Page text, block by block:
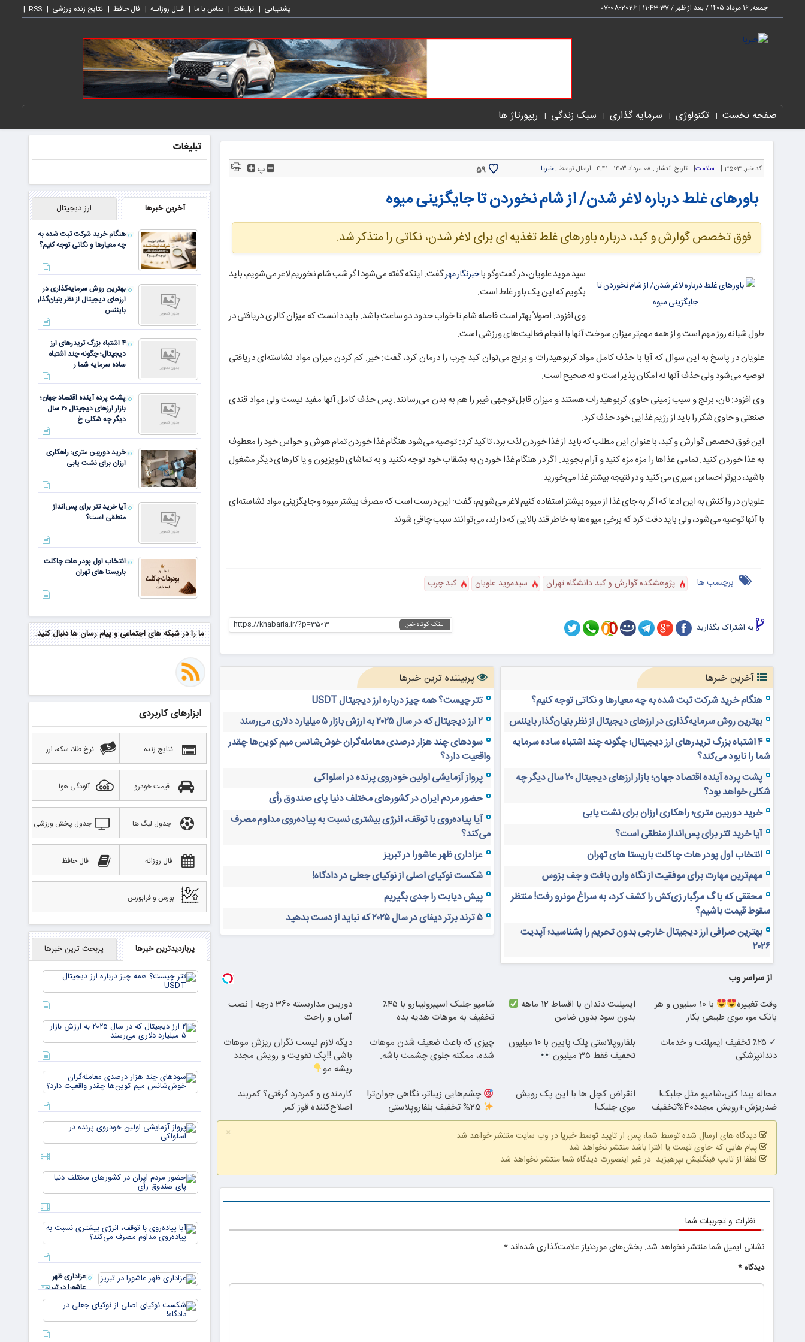
جمعه, ۱۶ مرداد ۱۴۰۵ / بعد از ظهر / 11:43:37
|
2026-08-07 پشتیبانی تبلیغات تماس با ما فـال روزانـه فال حافظ نتایج زنده ورزشی RSS
صفحه نخست تکنولوژی سرمایه گذاری سبک زندگی ریپورتاژ ها
کد خبر: 3503 | سلامت| تاریخ انتشار : ۰۸ مرداد ۱۴۰۳ - ۴:۴۱ | ارسال توسط :خبریا 59 پ
باورهای غلط درباره لاغر شدن/ از شام نخوردن تا جایگزینی میوه
فوق تخصص گوارش و کبد، درباره باورهای غلط تغذیه ای برای لاغر شدن، نکاتی را متذکر شد.
سید موید علویان، در گفت‌وگو باخبرنگار مهرگفت: اینکه گفته می‌شود اگر شب شام نخوریم لاغر می‌شویم، باید
بگویم که این یک باور غلط است.
وی افزود: اصولاً بهتر است فاصله شام تا خواب حدود دو ساعت باشد. باید دانست که میزان کالری دریافتی در
طول شبانه روز مهم است و از همه مهم‌تر میزان سوخت آنها با انجام فعالیت‌های ورزشی است.
علویان در پاسخ به این سوال که آیا با حذف کامل مواد کربوهیدرات و برنج می‌توان کبد چرب را درمان کرد، گفت: خیر. کم کردن میزان مواد نشاسته‌ای دریافتی
توصیه می‌شود ولی حذف آنها نه امکان پذیر است و نه صحیح است.
وی افزود: نان، برنج و سیب زمینی حاوی کربوهیدرات هستند و میزان قابل توجهی فیبر را هم به بدن می‌رسانند. پس حذف کامل آنها مفید نیست ولی مواد قندی
صنعتی و حاوی شکر را بایدازرژیم غذایی خود حذف کرد.
این فوق تخصص گوارش و کبد، با عنوان این مطلب که باید از غذا خوردن لذت برد، تاکید کرد: توصیه می‌شود هنگام غذا خوردن تمام هوش و حواس خود را معطوف
به غذا خوردن کنید. تمامی غذاها را مزه مزه کنید و آرام بجوید. اگر در هنگام غذا خوردن به بشقاب خود توجه نکنید و به تماشای تلویزیون و یا کارهای دیگر مشغول
باشید، دیرتر احساس سیری می‌کنید و در نتیجه بیشتر غذا می‌خورید.
علویان در واکنش به این ادعا که اگر به جای غذا از میوه بیشتر استفاده کنیم لاغر می‌شویم، گفت: این درست است که مصرف بیشتر میوه و جایگزینی مواد نشاسته‌ای
با آنها توصیه می‌شود، ولی باید دقت کرد که برخی میوه‌ها به خاطر قند بالایی که دارند، می‌توانند سبب چاقی شوند.
برچسب ها: پژوهشکده گوارش و کبد دانشگاه تهران سیدموید علویان کبد چرب
به اشتراک بگذارید: لینک کوتاه خبر: https://khabaria.ir/?p=3503
آخرین خبرها
هنگام خرید شرکت ثبت شده به چه معیارها و نکاتی توجه کنیم؟
بهترین روش سرمایه‌گذاری در ارزهای دیجیتال از نظر بنیان‌گذار بایننس
۴ اشتباه بزرگ تریدرهای ارز دیجیتال؛ چگونه چند اشتباه ساده سرمایه
شما را نابود می‌کند؟
پشت پرده آینده اقتصاد جهان؛ بازار ارزهای دیجیتال ۲۰ سال دیگر چه
شکلی خواهد بود؟
خرید دوربین متری؛ راهکاری ارزان برای نشت یابی
آیا خرید تتر برای پس‌انداز منطقی است؟
انتخاب اول پودر هات چاکلت باریستا های تهران
مهم‌ترین مهارت برای موفقیت از نگاه وارن بافت و جف بزوس
محققی که باگ مرگبار زی‌کش را کشف کرد، به سراغ مونرو رفت! منتظر
سقوط قیمت باشیم؟
بهترین صرافی ارز دیجیتال خارجی بدون تحریم را بشناسید؛ آپدیت
۲۰۲۶
پربیننده ترین خبرها
تتر چیست؟ همه چیز درباره ارز دیجیتال USDT
۲ ارز دیجیتال که در سال ۲۰۲۵ به ارزش بازار ۵ میلیارد دلاری می‌رسند
سودهای چند هزار درصدی معامله‌گران خوش‌شانس میم کوین‌ها چقدر
واقعیت دارد؟
پرواز آزمایشی اولین خودروی پرنده در اسلواکی
حضور مردم ایران در کشورهای مختلف دنیا پای صندوق رأی
آیا پیاده‌روی با توقف، انرژی بیشتری نسبت به پیاده‌روی مداوم مصرف
می‌کند؟
عزاداری ظهر عاشورا در تبریز
شکست نوکیای اصلی از نوکیای جعلی در دادگاه!
پیش دیابت را جدی بگیریم
۵ ترند برتر دیفای در سال ۲۰۲۵ که نباید از دست بدهید
از سراسر وب
وقت تغییره
با 10 میلیون و هر
بانک مو، موی طبیعی بکار
ایمپلنت دندان با اقساط 12 ماهه
بدون سود بدون ضامن
شامپو جلبک اسپیرولینارو با ۴۵٪
تخفیف به موهات هدیه بده
دوربین مداربسته 360 درجه | نصب
آسان و راحت
✓ ٪۲۵ تخفیف ایمپلنت و خدمات
دندانپزشکی
بلفاروپلاستی پلک پایین با ۱۰ میلیون
تخفیف فقط 3۵ میلیون
چیزی که باعث ضعیف شدن موهات
شده، ممکنه جلوی چشمت باشه.
دیگه لازم نیست نگران ریزش موهات
باشی !!پک تقویت و رویش مجدد
ریشه مو
محاله پیدا کنی،شامپو مثل جلبک!
ضدریزش+رویش مجدد40%تخفیف
انقراض کچل ها با این پک رویش
موی جلبک!
چشم‌هایی زیباتر، نگاهی جوان‌تر!
کارمندی و کمردرد گرفتی؟ کمربند
اصلاح‌کننده قوز کمر
×
دیدگاه های ارسال شده توسط شما، پس از تایید توسط خبریا در وب سایت منتشر خواهد شد
پیام هایی که حاوی تهمت یا افترا باشد منتشر نخواهد شد.
لطفا از تایپ فینگلیش بپرهیزید. در غیر اینصورت دیدگاه شما منتشر نخواهد شد.
نظرات و تجربیات شما
نشانی ایمیل شما منتشر نخواهد شد. بخش‌های موردنیاز علامت‌گذاری شده‌اند *
دیدگاه*
تبلیغات
آخرین خبرها ارز دیجیتال
هنگام خرید شرکت ثبت شده به
چه معیارها و نکاتی توجه کنیم؟
بهترین روش سرمایه‌گذاری در
ارزهای دیجیتال از نظر بنیان‌گذار
بایننس
۴ اشتباه بزرگ تریدرهای ارز
دیجیتال؛ چگونه چند اشتباه
ساده سرمایه شما ر
پشت پرده آینده اقتصاد جهان؛
بازار ارزهای دیجیتال ۲۰ سال
دیگر چه شکلی خ
خرید دوربین متری؛ راهکاری
ارزان برای نشت یابی
آیا خرید تتر برای پس‌انداز
منطقی است؟
انتخاب اول پودر هات چاکلت
باریستا های تهران
مهم‌ترین مهارت برای موفقیت از
نگاه وارن بافت و جف بزوس
منتظر سقوط قی
بهترین صرافی ارز دیجیتال
خارجی بدون تحریم را بشناسید؛
آپدیت ۲۰۲۶
ما را در شبکه های اجتماعی و پیام رسان ها دنبال کنید.
ابزارهای کاربردی
نتایج زنده نرخ طلا، سکه، ارز
قیمت خودرو آلودگی هوا
جدول لیگ ها جدول پخش ورزشی
فال روزانه فال حافظ
بورس و فرابورس
پربازدیدترین خبرها پربحث ترین خبرها
عزاداری ظهر
عاشورا در تبریز